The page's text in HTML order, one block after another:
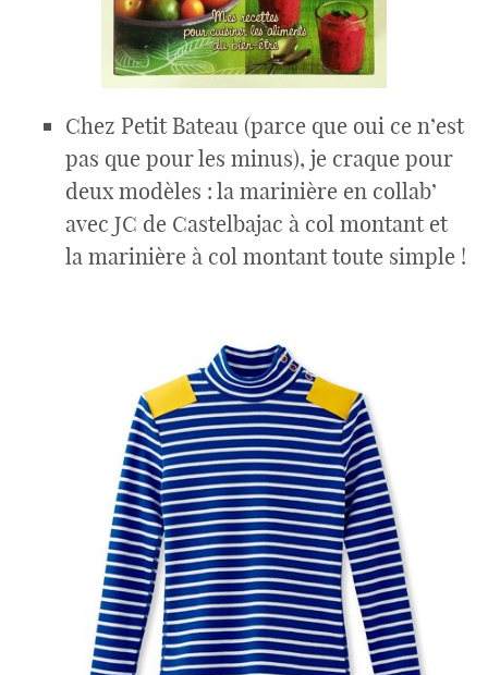
Chez Petit Bateau (parce que oui ce n’est
pas que pour les minus), je craque pour
deux modèles : la marinière en collab’
avec JC de Castelbajac à col montant et
la marinière à col montant toute simple !